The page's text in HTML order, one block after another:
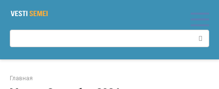
Главная